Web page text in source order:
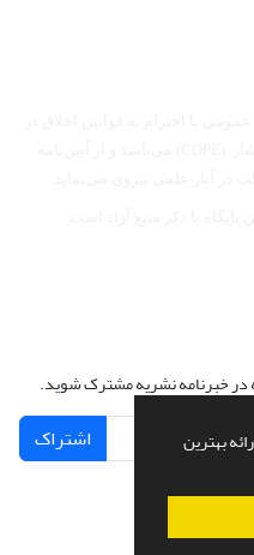
بهترین
در خبرنامه نشریه مشترک شوید.
اشتراک
سازی ازسیناوب